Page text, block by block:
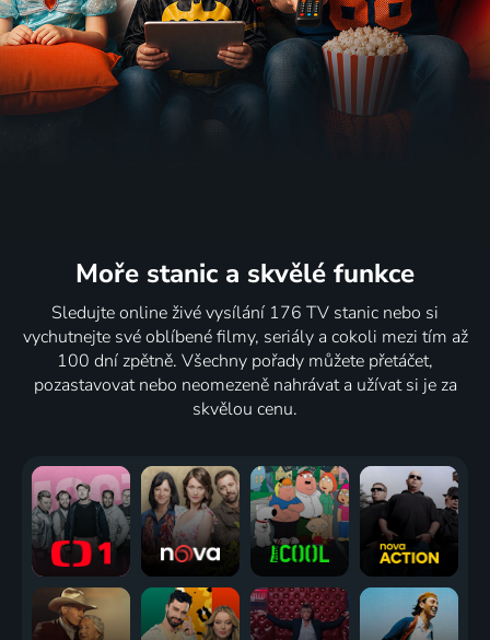
Moře stanic a skvělé funkce
Sledujte online živé vysílání 176 TV stanic nebo si
vychutnejte své oblíbené filmy, seriály a cokoli mezi tím až
100 dní zpětně. Všechny pořady můžete přetáčet,
pozastavovat nebo neomezeně nahrávat a užívat si je za
skvělou cenu.